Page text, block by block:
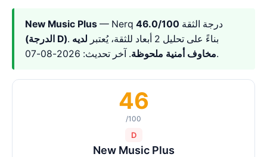
New Music Plus — Nerq درجة الثقة 46.0/100
(الدرجة D)
. بناءً على تحليل 2 أبعاد للثقة، يُعتبر
لديه
مخاوف أمنية ملحوظة. آخر تحديث: 2026-08-07.
46
/100
D
New Music Plus